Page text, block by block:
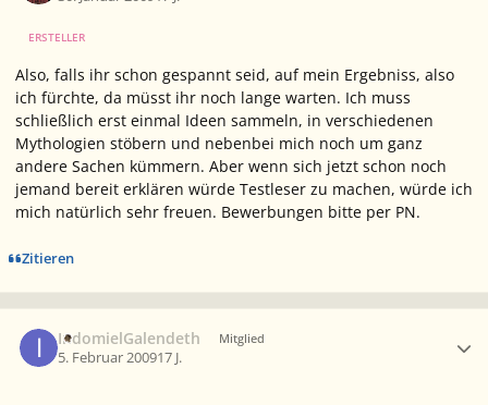
ERSTELLER
Also, falls ihr schon gespannt seid, auf mein Ergebniss, also
ich fürchte, da müsst ihr noch lange warten. Ich muss
schließlich erst einmal Ideen sammeln, in verschiedenen
Mythologien stöbern und nebenbei mich noch um ganz
andere Sachen kümmern. Aber wenn sich jetzt schon noch
jemand bereit erklären würde Testleser zu machen, würde ich
mich natürlich sehr freuen. Bewerbungen bitte per PN.
Zitieren
IndomielGalendeth Mitglied
5. Februar 200917 J.